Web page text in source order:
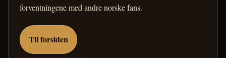
forventningene med andre norske fans.
Til forsiden